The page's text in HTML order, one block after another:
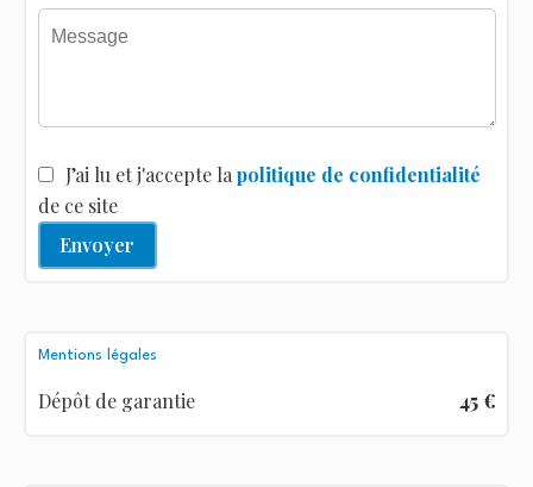
J’ai lu et j'accepte lapolitique de confidentialité
de ce site
Envoyer
Mentions légales
Dépôt de garantie 45 €